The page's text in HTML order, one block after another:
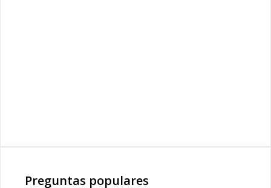
Preguntas populares